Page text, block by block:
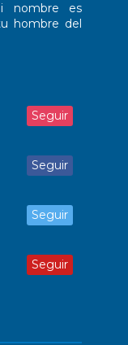
nombre es
hombre del
Seguir
Seguir
Seguir
Seguir